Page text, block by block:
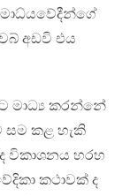
මාධ්යවේදීන්ගේ
අඩවි එය
මාධ්‍ය කරන්නේ
සම කළ හැකි
විකාශනය හරහ
කථාවක් ද